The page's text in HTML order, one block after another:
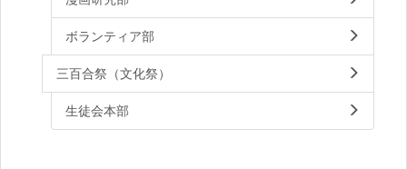
ボランティア部
三百合祭（文化祭）
生徒会本部